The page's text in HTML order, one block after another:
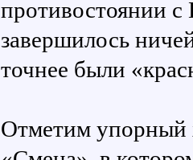
противостоянии
завершилось
точнее были
Отметим упорный